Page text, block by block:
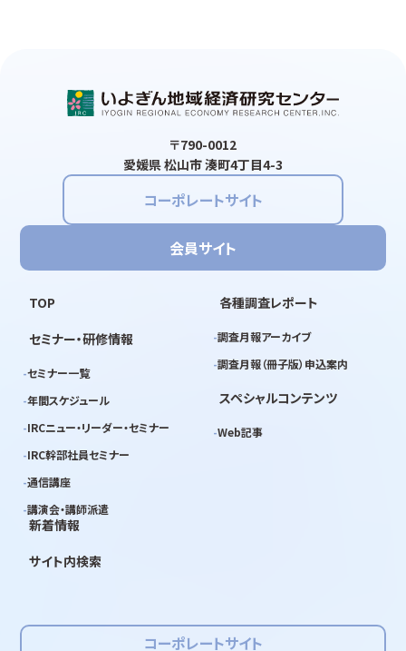
〒790-0012
愛媛県 松山市 湊町4丁目4-3
コーポレートサイト
会員サイト
TOP
セミナー・研修情報
セミナー一覧
年間スケジュール
IRCニュー・リーダー・セミナー
IRC幹部社員セミナー
通信講座
講演会・講師派遣
各種調査レポート
調査月報アーカイブ
調査月報（冊子版）申込案内
スペシャルコンテンツ
Web記事
新着情報
サイト内検索
コーポレートサイト